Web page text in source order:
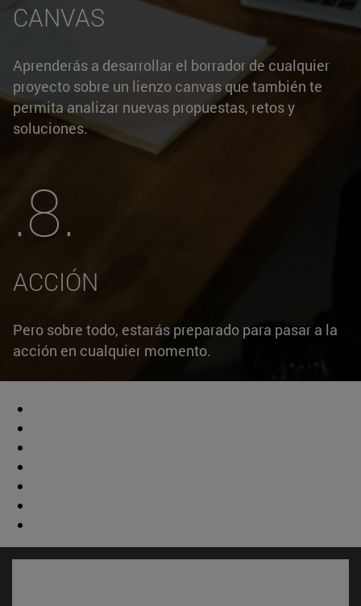
CANVAS
Aprenderás a desarrollar el borrador de cualquier
proyecto sobre un lienzo canvas que también te
permita analizar nuevas propuestas, retos y
soluciones.
.8.
ACCIÓN
Pero sobre todo, estarás preparado para pasar a la
acción en cualquier momento.